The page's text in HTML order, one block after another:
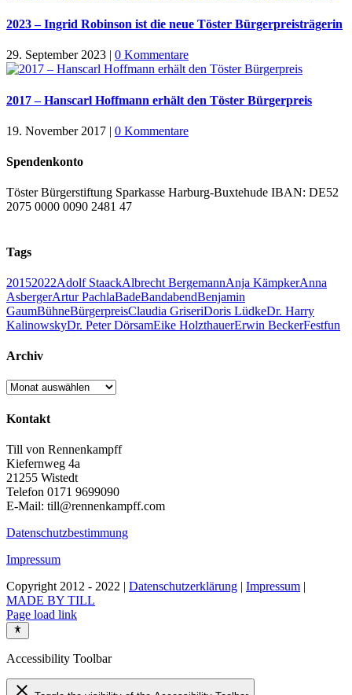
2023 – Ingrid Robinson ist die neue Töster Bürgerpreisträgerin
29. September 2023 | 0 Kommentare
2017 – Hanscarl Hoffmann erhält den Töster Bürgerpreis
19. November 2017 | 0 Kommentare
Spendenkonto
Töster Bürgerstiftung Sparkasse Harburg-Buxtehude IBAN: DE52
2075 0000 0090 2481 47
Tags
20152022Adolf StaackAlbrecht BergemannAnja KämpkerAnna
AsbergerArtur PachlaBadeBandabendBenjamin
GaumBühneBürgerpreisClaudia GriseriDoris LüdkeDr. Harry
KalinowskyDr. Peter DörsamEike HolzthauerErwin BeckerFestfun
Archiv
Archiv
Kontakt
Till von Rennenkampff
Kiefernweg 4a
21255 Wistedt
Telefon 0171 9699090
E-Mail: till@rennenkampff.com
Datenschutzbestimmung
Impressum
Copyright 2012 - 2022 | Datenschutzerklärung | Impressum |
MADE BY TILL
Page load link
Accessibility Toolbar
close